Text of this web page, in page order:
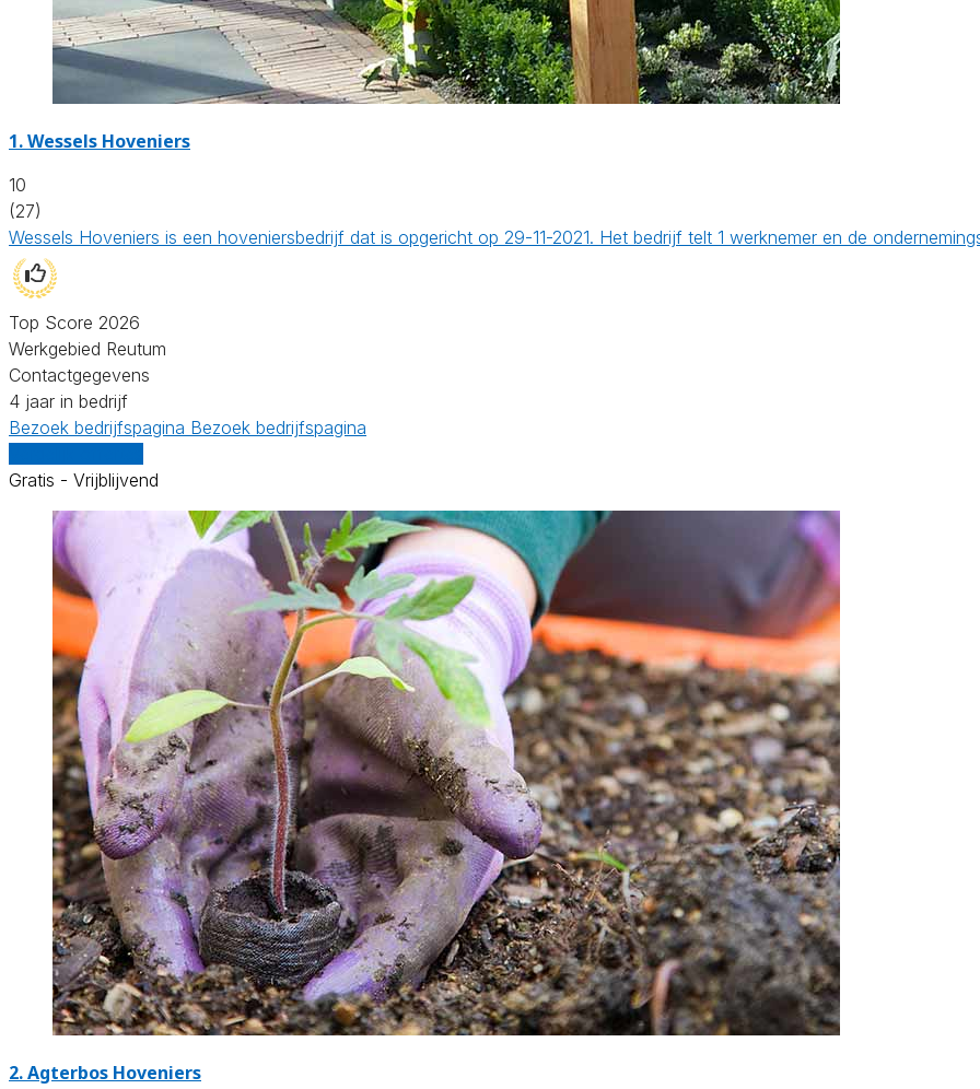
1.Wessels Hoveniers
10
(27)
Wessels Hoveniers is een hoveniersbedrijf dat is opgericht op 29-11-2021. Het bedrijf telt 1 werknemer en de
Top Score 2026
Werkgebied Reutum
Contactgegevens
4 jaar in bedrijf
Bezoek bedrijfspagina Bezoek bedrijfspagina
Gratis - Vrijblijvend
2.Agterbos Hoveniers